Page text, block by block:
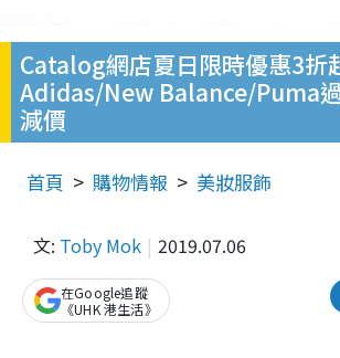
Catalog網店夏日限時優惠3折
Adidas/New Balance/Puma
減價
首頁 購物情報 美妝服飾
文: Toby Mok 2019.07.06
在Google追蹤
《UHK 港生活》